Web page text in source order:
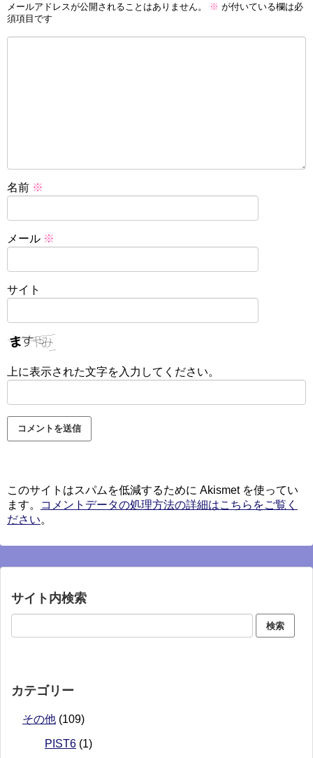
メールアドレスが公開されることはありません。 ※ が付いている欄は必
須項目です
名前 ※
メール ※
サイト
上に表示された文字を入力してください。
このサイトはスパムを低減するために Akismet を使ってい
ます。
コメントデータの処理方法の詳細はこちらをご覧く
ださい。
サイト内検索
カテゴリー
その他 (109)
PIST6 (1)